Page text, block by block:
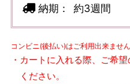
納期： 約3週間
コンビニ(後払い)はご利用出来ません
・カートに入れる際、ご希
ください。